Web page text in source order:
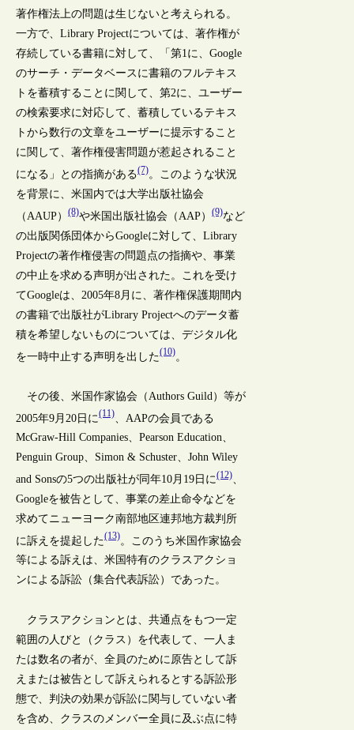
著作権法上の問題は生じないと考えられる。
一方で、Library Projectについては、著作権が
存続している書籍に対して、「第1に、Google
のサーチ・データベースに書籍のフルテキス
トを蓄積することに関して、第2に、ユーザー
の検索要求に対応して、蓄積しているテキス
トから数行の文章をユーザーに提示すること
に関して、著作権侵害問題が惹起されること
になる」との指摘がある(7)。このような状況
を背景に、米国内では大学出版社協会
（AAUP）(8)や米国出版社協会（AAP）(9)など
の出版関係団体からGoogleに対して、Library
Projectの著作権侵害の問題点の指摘や、事業
の中止を求める声明が出された。これを受け
てGoogleは、2005年8月に、著作権保護期間内
の書籍で出版社がLibrary Projectへのデータ蓄
積を希望しないものについては、デジタル化
を一時中止する声明を出した(10)。
その後、米国作家協会（Authors Guild）等が
2005年9月20日に(11)、AAPの会員である
McGraw-Hill Companies、Pearson Education、
Penguin Group、Simon & Schuster、John Wiley
and Sonsの5つの出版社が同年10月19日に(12)、
Googleを被告として、事業の差止命令などを
求めてニューヨーク南部地区連邦地方裁判所
に訴えを提起した(13)。このうち米国作家協会
等による訴えは、米国特有のクラスアクショ
ンによる訴訟（集合代表訴訟）であった。
クラスアクションとは、共通点をもつ一定
範囲の人びと（クラス）を代表して、一人ま
たは数名の者が、全員のために原告として訴
えまたは被告として訴えられるとする訴訟形
態で、判決の効果が訴訟に関与していない者
を含め、クラスのメンバー全員に及ぶ点に特